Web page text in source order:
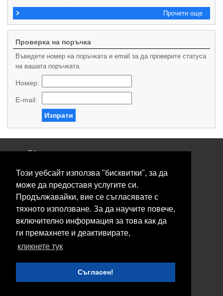
Този уебсайт използва "бисквитки", за да
може да предоставя услугите си.
Продължавайки, вие се съгласявате с
тяхното използване. За да научите повече,
включително информация за това как да
ги премахнете и деактивирате,
кликнете тук
Съгласен!
Прочети още
Проверка на поръчка
Въведете номер на поръчката и email за да проверите статуса
на вашата поръчката.
Номер:
E-mail:
Изпрати
Общи условия
Свържете се с нас
Контакти
Нашите сервизи
Блог
© 2026 Fransizkup.bg всички права запазени
Изграждане и поддръжка от
Boby_fransizkup